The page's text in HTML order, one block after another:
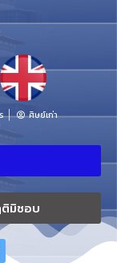
ศิษย์เก่า
ติมิชอบ